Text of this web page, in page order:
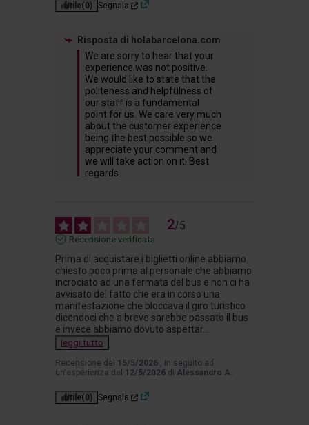
Utile(0) Segnala
Risposta di holabarcelona.com
We are sorry to hear that your
experience was not positive.
We would like to state that the
politeness and helpfulness of
our staff is a fundamental
point for us. We care very much
about the customer experience
being the best possible so we
appreciate your comment and
we will take action on it. Best
regards.
2/5
Recensione verificata
Prima di acquistare i biglietti online abbiamo
chiesto poco prima al personale che abbiamo
incrociato ad una fermata del bus e non ci ha
avvisato del fatto che era in corso una
manifestazione che bloccava il giro turistico
dicendoci che a breve sarebbe passato il bus
e invece abbiamo dovuto aspettar
leggi tutto
Recensione del 15/5/2026 , in seguito ad
un'esperienza del 12/5/2026 di Alessandro A.
Utile(0) Segnala